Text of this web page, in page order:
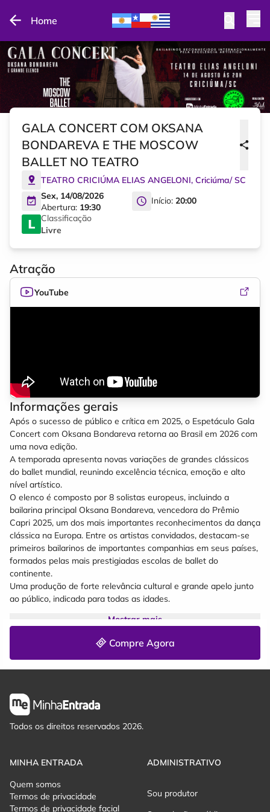
Home
GALA CONCERT COM OKSANA
BONDAREVA E THE MOSCOW
BALLET NO TEATRO
TEATRO CRICIÚMA ELIAS ANGELONI, Criciúma/SC
Sex, 14/08/2026
Abertura: 19:30
Início: 20:00
Classificação
Livre
Atração
YouTube
Informações gerais
Após o sucesso de público e crítica em 2025, o Espetáculo Gala
Concert com Oksana Bondareva retorna ao Brasil em 2026 com
uma nova edição.
A temporada apresenta novas variações de grandes clássicos
do ballet mundial, reunindo excelência técnica, emoção e alto
nível artístico.
O elenco é composto por 8 solistas europeus, incluindo a
bailarina principal Oksana Bondareva, vencedora do Prêmio
Capri 2025, um dos mais importantes reconhecimentos da dança
clássica na Europa. Entre os artistas convidados, destacam-se
primeiros bailarinos de importantes companhias em seus países,
formados pelas mais prestigiadas escolas de ballet do
continente.
Uma produção de forte relevância cultural e grande apelo junto
ao público, indicada para todas as idades.
Data 14/08/26 - Domingo
Local Teatro Elias Angeloni
Horario: 20:00
Mostrar mais
Compre Agora
Todos os direitos reservados 2026.
MINHA ENTRADA
Quem somos
Termos de privacidade
Termos de privacidade facial
ADMINISTRATIVO
Sou produtor